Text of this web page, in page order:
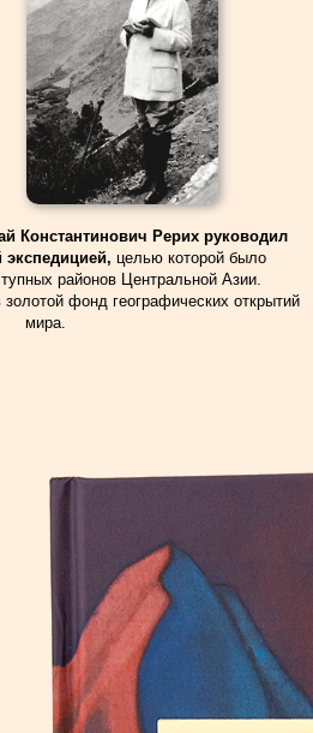
Константинович Рерих руководил
экспедицией, целью которой было
районов Центральной Азии.
фонд географических открытий
мира.